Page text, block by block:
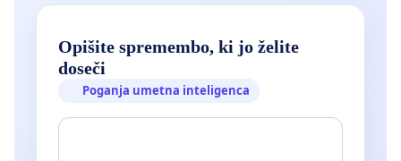
Opišite spremembo, ki jo želite
doseči
Poganja umetna inteligenca